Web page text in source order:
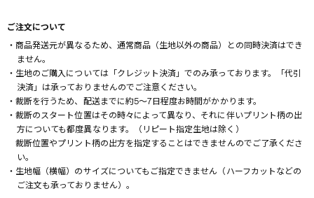
ご注文について
・商品発送元が異なるため、通常商品（生地以外の商品）との同時決済はでき
ません。
・生地のご購入については「クレジット決済」でのみ承っております。「代引
決済」は承っておりませんのでご注意ください。
・裁断を行うため、配送までに約5～7日程度お時間がかかります。
・裁断のスタート位置はその時々によって異なり、それに伴いプリント柄の出
方についても都度異なります。（リピート指定生地は除く）
裁断位置やプリント柄の出方を指定することはできませんのでご了承くださ
い。
・生地幅（横幅）のサイズについてもご指定できません（ハーフカットなどの
ご注文も承っておりません）。